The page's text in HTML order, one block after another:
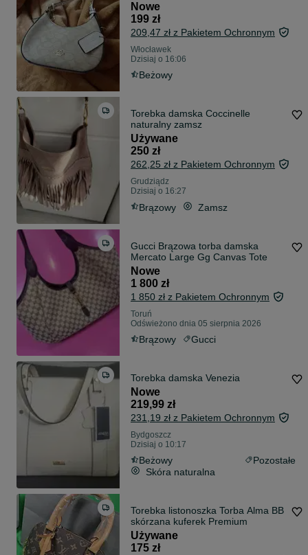
Nowe
199 zł
209,47 zł z Pakietem Ochronnym
Włocławek
Dzisiaj o 16:06
Beżowy
Torebka damska Coccinelle
naturalny zamsz
Używane
250 zł
262,25 zł z Pakietem Ochronnym
Grudziądz
Dzisiaj o 16:27
Brązowy Zamsz
Gucci Brązowa torba damska
Mercato Large Gg Canvas Tote
Nowe
1 800 zł
1 850 zł z Pakietem Ochronnym
Toruń
Odświeżono dnia 05 sierpnia 2026
Brązowy Gucci
Torebka damska Venezia
Nowe
219,99 zł
231,19 zł z Pakietem Ochronnym
Bydgoszcz
Dzisiaj o 10:17
Beżowy
Pozostałe
Skóra naturalna
Torebka listonoszka Torba Alma BB
skórzana kuferek Premium
Używane
175 zł